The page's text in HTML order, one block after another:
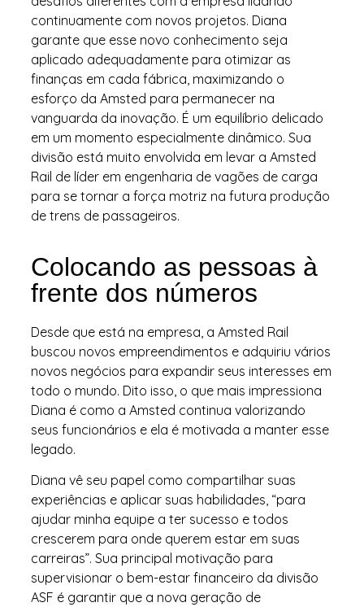
continuamente com novos projetos. Diana
garante que esse novo conhecimento seja
aplicado adequadamente para otimizar as
finanças em cada fábrica, maximizando o
esforço da Amsted para permanecer na
vanguarda da inovação. É um equilíbrio delicado
em um momento especialmente dinâmico. Sua
divisão está muito envolvida em levar a Amsted
Rail de líder em engenharia de vagões de carga
para se tornar a força motriz na futura produção
de trens de passageiros.
Colocando as pessoas à
frente dos números
Desde que está na empresa, a Amsted Rail
buscou novos empreendimentos e adquiriu vários
novos negócios para expandir seus interesses em
todo o mundo. Dito isso, o que mais impressiona
Diana é como a Amsted continua valorizando
seus funcionários e ela é motivada a manter esse
legado.
Diana vê seu papel como compartilhar suas
experiências e aplicar suas habilidades, “para
ajudar minha equipe a ter sucesso e todos
crescerem para onde querem estar em suas
carreiras”. Sua principal motivação para
supervisionar o bem-estar financeiro da divisão
ASF é garantir que a nova geração de